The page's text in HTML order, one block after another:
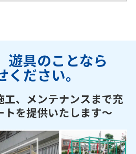
遊具のことなら
ください。
工、メンテナンスまで充
トを提供いたします～